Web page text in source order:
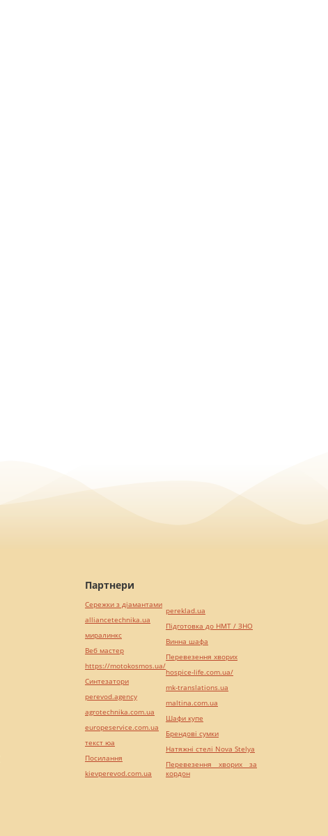
Партнери
Сережки з діамантами
alliancetechnika.ua
миралинкс
Веб мастер
https://motokosmos.ua/
Синтезатори
perevod.agency
agrotechnika.com.ua
europeservice.com.ua
текст юа
Посилання
kievperevod.com.ua
pereklad.ua
Підготовка до НМТ / ЗНО
Винна шафа
Перевезення хворих
hospice-life.com.ua/
mk-translations.ua
maltina.com.ua
Шафи купе
Брендові сумки
Натяжні стелі Nova Stelya
Перевезення хворих за
кордон